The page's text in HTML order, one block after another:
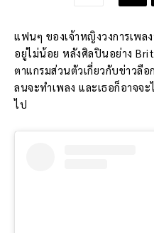
แฟนๆ ของเจ้าหญิงวงการเพล
อยู่ไม่น้อย หลังศิลปินอย่าง
ตาแกรมส่วนตัวเกี่ยวกับข่าวลื
ลนจะทำเพลง และเธอก็อาจจ
ไป